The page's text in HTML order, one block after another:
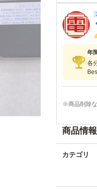
年
各
※商品削除
商品情報
カテゴリ